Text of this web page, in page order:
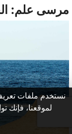
مرسى علم:
نستخدم ملفات
لموقعنا، فإنك